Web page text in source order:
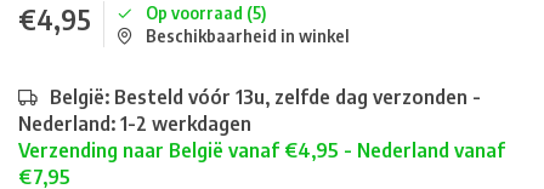
€4,95
Op voorraad (5)
Beschikbaarheid in winkel
België: Besteld vóór 13u, zelfde dag verzonden -
Nederland: 1-2 werkdagen
Verzending naar België vanaf €4,95 - Nederland vanaf
€7,95